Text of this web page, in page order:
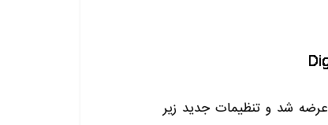
نسخه ۰٫۱۱ این برنامه اخیراً با پشتیبانی از اوبونتو ۱۵٫۱۰ عرضه شد و تنظیمات جدید زیر